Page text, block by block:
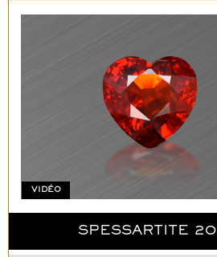
VIDÉO
SPESSARTITE 20